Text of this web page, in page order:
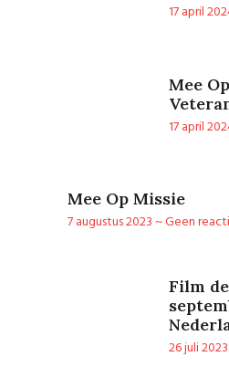
17 april
Mee
17 april
Mee Op Missie
7 augustus 2023 Geen
Film
26 juli 2023